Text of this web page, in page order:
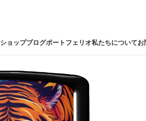
ショップブログポートフェリオ私たちについてお
デザインジ
パブリック